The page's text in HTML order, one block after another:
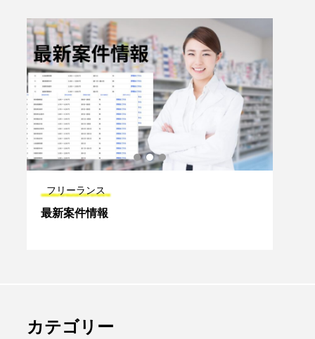
フリーランス
最新案件情報
カテゴリー